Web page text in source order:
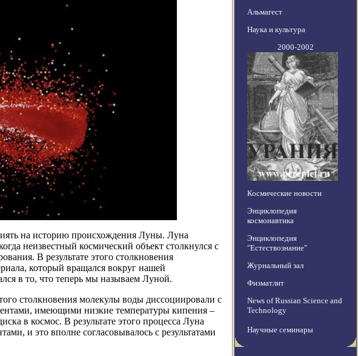
на историю происхождения Луны. Луна
неизвестный космический объект столкнулся с
В результате этого столкновения
который вращался вокруг нашей
в то, что теперь мы называем Луной.
столкновения молекулы воды диссоциировали с
имеющими низкие температуры кипения –
в космос. В результате этого процесса Луна
и это вполне согласовывалось с результатами
Альмагест
Наука и культура
2000-2002
Космические новости
Энциклопедия
космонавтика
Энциклопедия
"Естествознание"
Журнальный зал
Физматлит
News of Russian Science and
Technology
Научные семинары